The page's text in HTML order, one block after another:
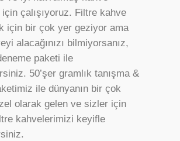
için çalışıyoruz. Filtre kahve
için bir çok yer geziyor ama
alacağınızı bilmiyorsanız,
paketi ile
50’şer gramlık tanışma &
ile dünyanın bir çok
olarak gelen ve sizler için
kahvelerimizi keyifle